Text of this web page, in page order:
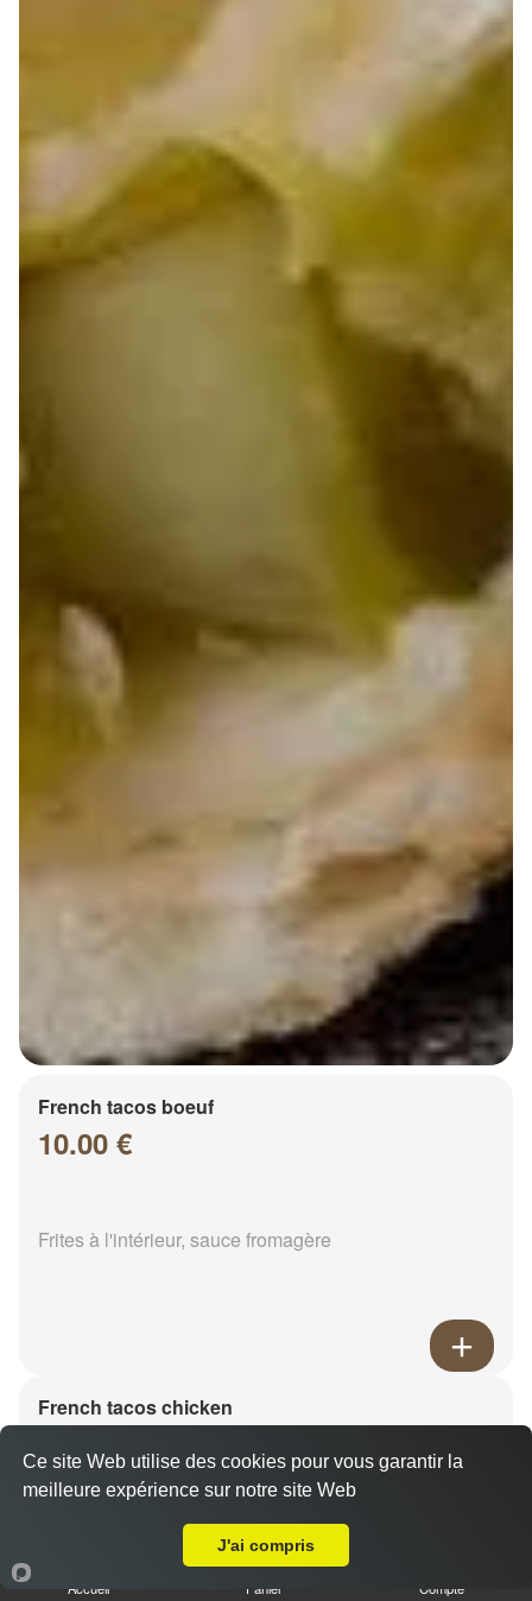
French tacos boeuf
10.00 €
Frites à l'intérieur, sauce fromagère
French tacos chicken
Frites à l'intérieur, sauce fromagère
Accueil Panier Compte
Ce site Web utilise des cookies pour vous garantir la
meilleure expérience sur notre site Web
J'ai compris